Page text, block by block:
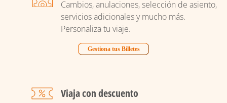
Cambios, anulaciones, selección de asiento,
servicios adicionales y mucho más.
Personaliza tu viaje.
Gestiona tus Billetes
Viaja con descuento